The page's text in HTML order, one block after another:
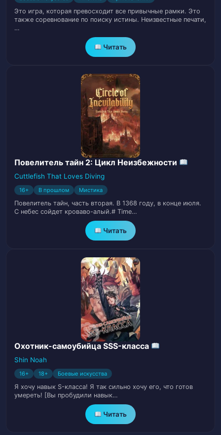
27 Глава 26. Ночной Дозор (часть 2).
Глава 27. Найм (часть 1).
Глава 29. Расследование (часть 1).
Глава 30. Расследование (часть 2).
Глава 31. Взрыв (часть 1).
33 Глава 32. Взрыв (часть 2).
34 Глава 33. Иные (часть 1)
35 Глава 34. Иные (часть 2)
Глава 35. Отъезд (часть 1)
Глава 36. Отъезд (часть 2)
Глава 37. Влюбленность (часть 1)
Глава 38. Влюбленность (часть 2)
Глава 39. Влюбленность (часть 3)
41 Глава 40. Влюбленность (часть 4)
42 Глава 41. Влюбленность (часть 5)
Глава 42. Влюбленность (часть 6)
Это игра, которая превосходит все привычные рамки. Это
также соревнование по поиску истины. Неизвестные печати,
…
Читать
Повелитель тайн 2: Цикл Неизбежности
Cuttlefish That Loves Diving
16+ В прошлом Мистика
Повелитель тайн, часть вторая. В 1368 году, в конце июля.
С небес сойдет кроваво-алый.# Time…
Читать
Охотник-самоубийца SSS-класса
Shin Noah
16+ 18+ Боевые искусства
Я хочу навык S-класса! Я так сильно хочу его, что готов
умереть! [Вы пробудили навык…
Читать